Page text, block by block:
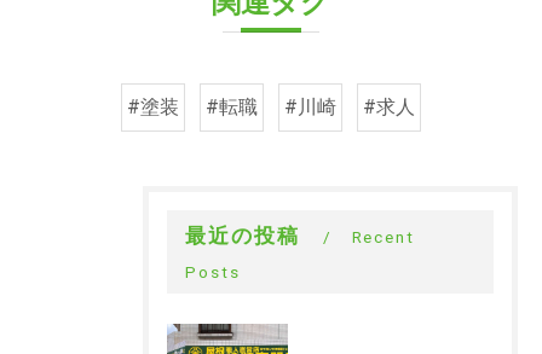
#塗装 #転職 #川崎 #求人
最近の投稿
Recent
Posts